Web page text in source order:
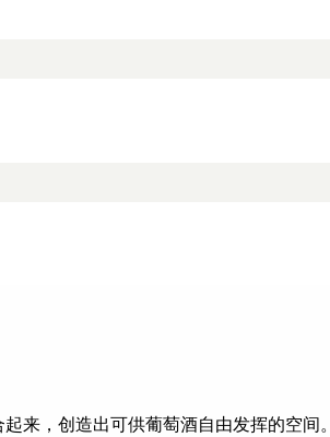
来，创造出可供葡萄酒自由发挥的空间。